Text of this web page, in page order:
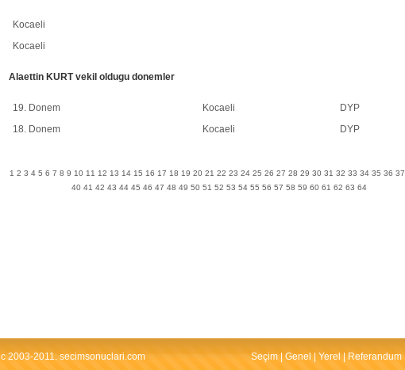
Kocaeli
Kocaeli
Alaettin KURT vekil oldugu donemler
19. Donem Kocaeli
DYP
18. Donem
Kocaeli DYP
1 2 3 4 5 6 7 8 9 10 11 12 13 14 15 16 17 18 19 20 21 22 23 24 25 26 27 28 29 30 31 32 33 34 35 36 37
40 41 42 43 44 45 46 47 48 49 50 51 52 53 54 55 56 57 58 59 60 61 62 63 64
c 2003-2011. secimsonuclari.com Seçim Genel Yerel Referandum